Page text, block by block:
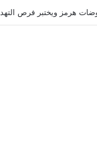
تُبقي الحرب مفتوحة